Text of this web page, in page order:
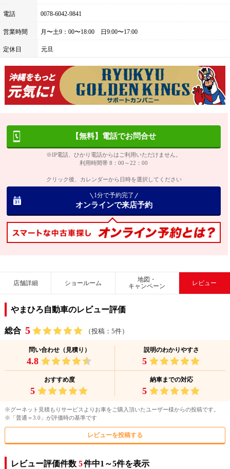
電話 0078-6042-9841
営業時間 月〜土9：00〜18:00 日9:00〜17:00
定休日 元旦
【無料】電話でお問合せ
※IP電話、ひかり電話からはご利用いただけません。
利用時間帯 8：00～22：00
クリック後、カレンダーから日時を選択してください
1分で予約完了
オンラインで来店予約
店舗詳細 ショールーム
地図・
キャンペーン
レビュー
やまひろ自動車のレビュー評価
総合 5 （投稿：5件）
問い合わせ（見積り）
4.8
説明のわかりやすさ
5
おすすめ度
5
納車までの対応
5
※グーネット見積もりサービスよりお車をご購入頂いたユーザー様からの投稿です。
※「普通＝3.0」が評価時の基準です
レビューを投稿する
レビュー評価件数 5件中1～5件を表示